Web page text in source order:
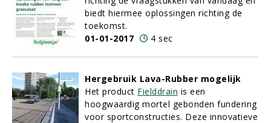
biedt hiermee oplossingen richting de
toekomst.
01-01-2017
4 sec
Hergebruik Lava-Rubber mogelijk
Het product Fielddrain is een
hoogwaardig mortel gebonden fundering
voor sportconstructies. Deze innovatieve